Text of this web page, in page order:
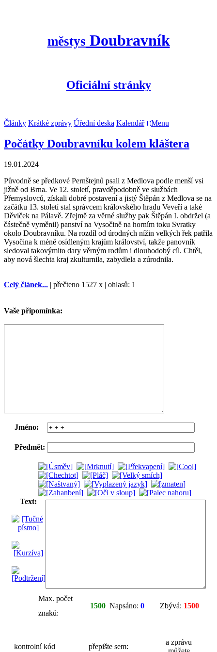
městys Doubravník
Oficiální stránky
Články Krátké zprávy Úřední deska Kalendář Menu
Počátky Doubravníku kolem kláštera
19.01.2024
Původně se předkové Pernštejnů psali z Medlova podle menší vsi
jižně od Brna. Ve 12. století, pravděpodobně ve službách
Přemyslovců, získali dobré postavení a jistý Štěpán z Medlova se na
začátku 13. století stal správcem královského hradu Veveří a také
Děviček na Pálavě. Zřejmě za věrné služby pak Štěpán I. obdržel (a
částečně vyměnil) panství na Vysočině na horním toku Svratky
okolo Doubravníku. Na rozdíl od úrodných nížin velkých řek patřila
Vysočina k méně osídleným krajům království, takže panovník
sledoval takovýmito dary věrným rodům i dlouhodobý cíl. Chtěl,
aby nová šlechta kraj zkulturnila, zabydlela a zúrodnila.
Celý článek... | přečteno 1527 x | ohlasů: 1
Vaše připomínka:
Jméno:
Předmět:
Text:
Max. počet
znaků:
1500 Napsáno: 0 Zbývá: 1500
kontrolní kód přepište sem:
a zprávu